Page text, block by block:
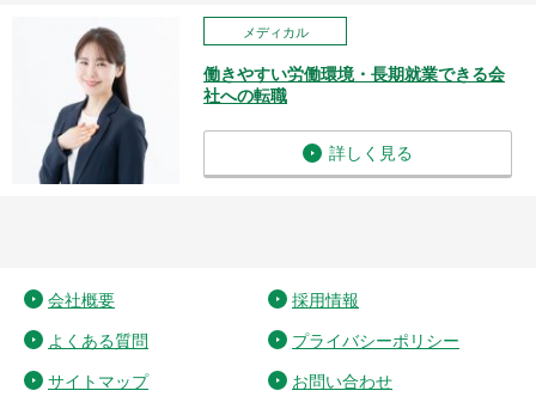
メディカル
働きやすい労働環境・長期就業できる会
社への転職
詳しく見る
会社概要 採用情報
よくある質問 プライバシーポリシー
サイトマップ お問い合わせ